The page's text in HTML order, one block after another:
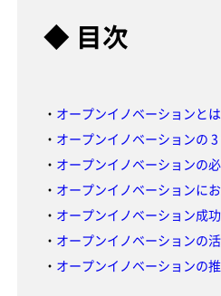
◆ 目次
・ オープンイノベーションとは
・ オープンイノベーションの 3
・ オープンイノベーションの
・ オープンイノベーションに
・ オープンイノベーション成
・ オープンイノベーションの
・ オープンイノベーションの